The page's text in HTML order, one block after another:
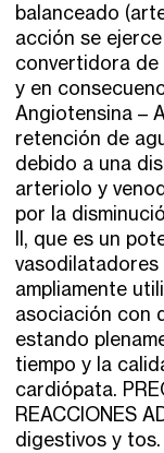
balanceado
acción se
convertidora de
y en
Angiotensina –
retención de
debido a una
arteriolo y
por la
II, que es un
vasodilatadores
ampliamente
asociación con
estando
tiempo y la
cardiópata.
REACCIONES
digestivos y tos.